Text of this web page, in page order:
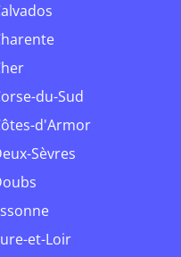
Calvados
Charente
Cher
Corse-du-Sud
Côtes-d'Armor
Deux-Sèvres
Doubs
Essonne
Eure-et-Loir